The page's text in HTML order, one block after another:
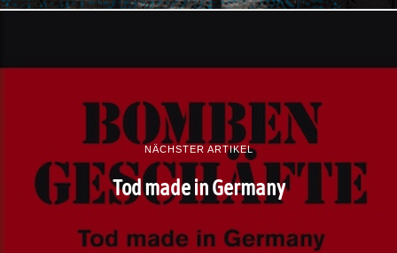
NÄCHSTER ARTIKEL
Tod made in Germany